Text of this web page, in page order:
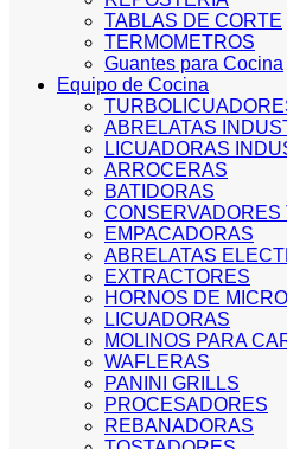
TABLAS DE CORTE
TERMOMETROS
Guantes para Cocina
Equipo de Cocina
ABRELATAS
LICUADORAS
ARROCERAS
BATIDORAS
CONSERVADORES
EMPACADORAS
ABRELATAS
EXTRACTORES
HORNOS DE
LICUADORAS
MOLINOS PARA
WAFLERAS
PANINI GRILLS
PROCESADORES
REBANADORAS